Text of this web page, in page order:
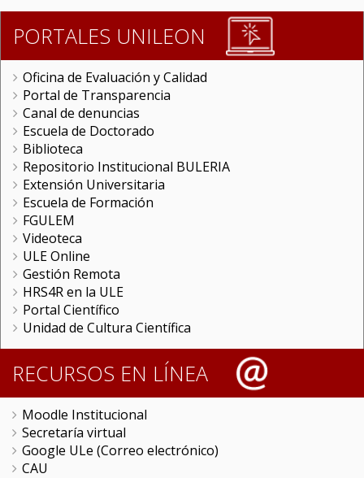
PORTALES UNILEON
Oficina de Evaluación y Calidad
Portal de Transparencia
Canal de denuncias
Escuela de Doctorado
Biblioteca
Repositorio Institucional BULERIA
Extensión Universitaria
Escuela de Formación
FGULEM
Videoteca
ULE Online
Gestión Remota
HRS4R en la ULE
Portal Científico
Unidad de Cultura Científica
RECURSOS EN LÍNEA
Moodle Institucional
Secretaría virtual
Google ULe (Correo electrónico)
CAU